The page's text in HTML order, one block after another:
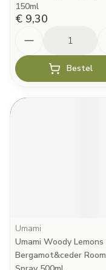
150ml
€ 9,30
Bestel
Umami
Umami Woody Lemons
Bergamot&ceder Room